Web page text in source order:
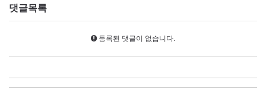
댓글목록
등록된 댓글이 없습니다.